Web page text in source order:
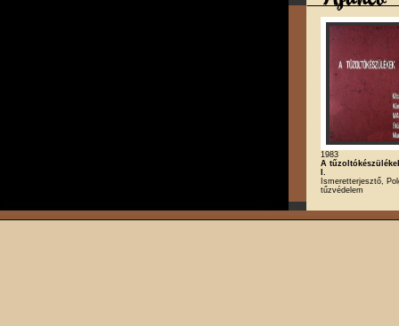
1983
A
Ismeretterjesztő,
tűzvédelem